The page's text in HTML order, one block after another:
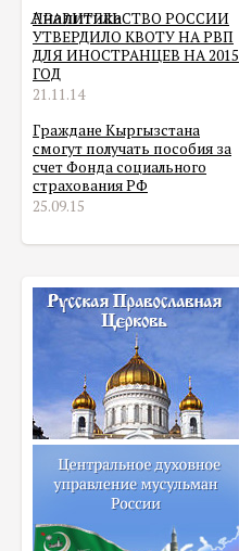
Аналитика
ПРАВИТЕЛЬСТВО РОССИИ
УТВЕРДИЛО КВОТУ НА РВП
ДЛЯ ИНОСТРАНЦЕВ НА 2015
ГОД
21.11.14
Граждане Кыргызстана
смогут получать пособия за
счет Фонда социального
страхования РФ
25.09.15